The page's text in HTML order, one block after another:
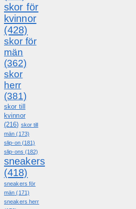
skor för
kvinnor
(428)
skor för
män
(362)
skor
herr
(381)
skor till
kvinnor
(216) skor till
män (173)
slip-on(181)
slip-ons (182)
sneakers
(418)
sneakers för
män (171)
sneakers herr